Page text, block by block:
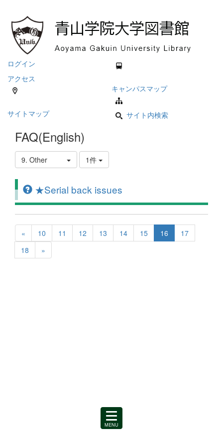
ログイン
アクセス
キャンパスマップ
サイトマップ サイト内検索
MENU
を
FAQ(English)
9. Other 1件
★Serial back issues
« 10 11 12 13 14 15 16
17
18
»